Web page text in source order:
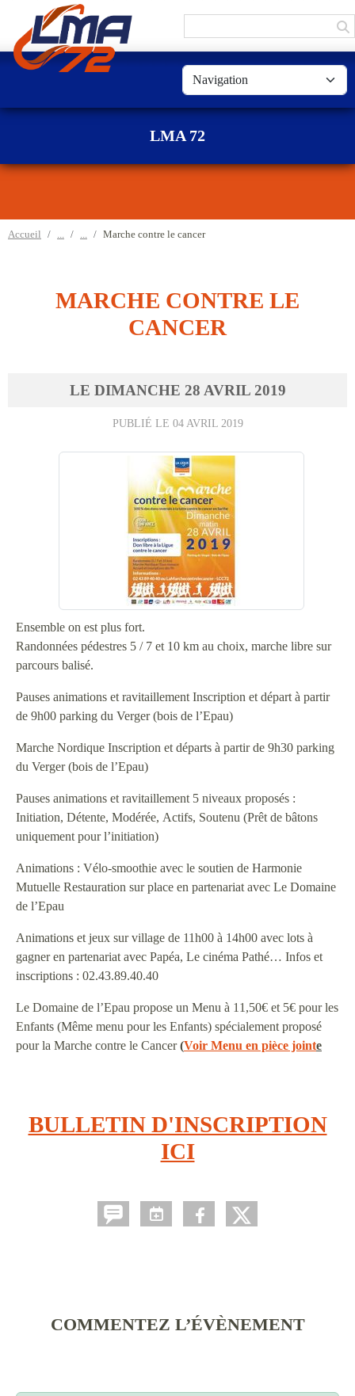
LMA 72
Accueil Marche contre le cancer
MARCHE CONTRE LE
CANCER
LE DIMANCHE 28 AVRIL 2019
PUBLIÉ LE 04 AVRIL 2019
Ensemble on est plus fort.
Randonnées pédestres 5 / 7 et 10 km au choix, marche libre sur
parcours balisé.
Pauses animations et ravitaillement Inscription et départ à partir
de 9h00 parking du Verger (bois de l’Epau)
Marche Nordique Inscription et départs à partir de 9h30 parking
du Verger (bois de l’Epau)
Pauses animations et ravitaillement 5 niveaux proposés :
Initiation, Détente, Modérée, Actifs, Soutenu (Prêt de bâtons
uniquement pour l’initiation)
Animations : Vélo-smoothie avec le soutien de Harmonie
Mutuelle Restauration sur place en partenariat avec Le Domaine
de l’Epau
Animations et jeux sur village de 11h00 à 14h00 avec lots à
gagner en partenariat avec Papéa, Le cinéma Pathé… Infos et
inscriptions : 02.43.89.40.40
Le Domaine de l’Epau propose un Menu à 11,50€ et 5€ pour les
Enfants (Même menu pour les Enfants) spécialement proposé
pour la Marche contre le Cancer(Voir Menu en pièce jointe
BULLETIN D'INSCRIPTION
ICI
COMMENTEZ L’ÉVÈNEMENT
Panneau de gestion des cookies